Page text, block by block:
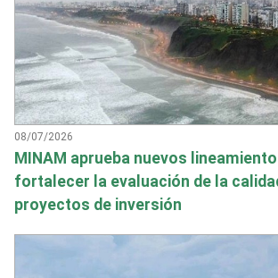
08/07/2026
MINAM aprueba nuevos
fortalecer la evaluación de la
proyectos de inversión